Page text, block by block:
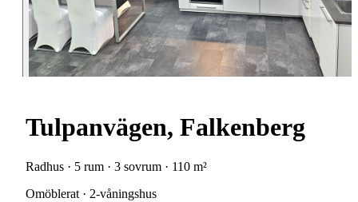
Tulpanvägen, Falkenberg
Radhus · 5 rum · 3 sovrum · 110 m²
Omöblerat · 2-våningshus